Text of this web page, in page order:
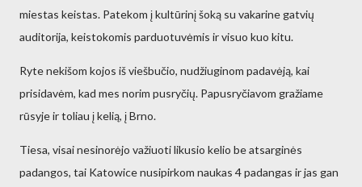
miestas keistas. Patekom į kultūrinį šoką su vakarine gatvių
auditorija, keistokomis parduotuvėmis ir visuo kuo kitu.
Ryte nekišom kojos iš viešbučio, nudžiuginom padavėją, kai
prisidavėm, kad mes norim pusryčių. Papusryčiavom gražiame
rūsyje ir toliau į kelią, į Brno.
Tiesa, visai nesinorėjo važiuoti likusio kelio be atsarginės
padangos, tai Katowice nusipirkom naukas 4 padangas ir jas gan